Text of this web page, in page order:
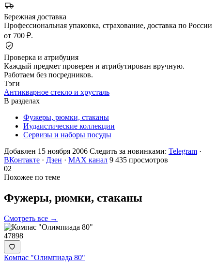
Бережная доставка
Профессиональная упаковка, страхование, доставка по России
от 700 ₽.
Проверка и атрибуция
Каждый предмет проверен и атрибутирован вручную.
Работаем без посредников.
Тэги
Антикварное стекло и хрусталь
В разделах
Фужеры, рюмки, стаканы
Иудаистические коллекции
Сервизы и наборы посуды
Добавлен 15 ноября 2006 Следить за новинками: Telegram ·
ВКонтакте · Дзен · MAX канал 9 435 просмотров
02
Похожее по теме
Фужеры, рюмки, стаканы
Смотреть все →
47898
Компас "Олимпиада 80"